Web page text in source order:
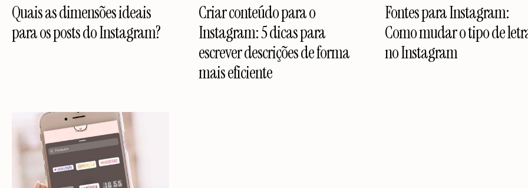
Quais as dimensões ideais
para os posts do Instagram?
Criar conteúdo para o
Instagram: 5 dicas para
escrever descrições de forma
mais eficiente
Fontes para Instagram:
Como mudar o tipo de
no Instagram